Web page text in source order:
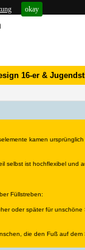
okay
16-er &
kamen
selbst ist hochflexibel und
Füllstreben:
oder später für unschöne
die den Fuß auf